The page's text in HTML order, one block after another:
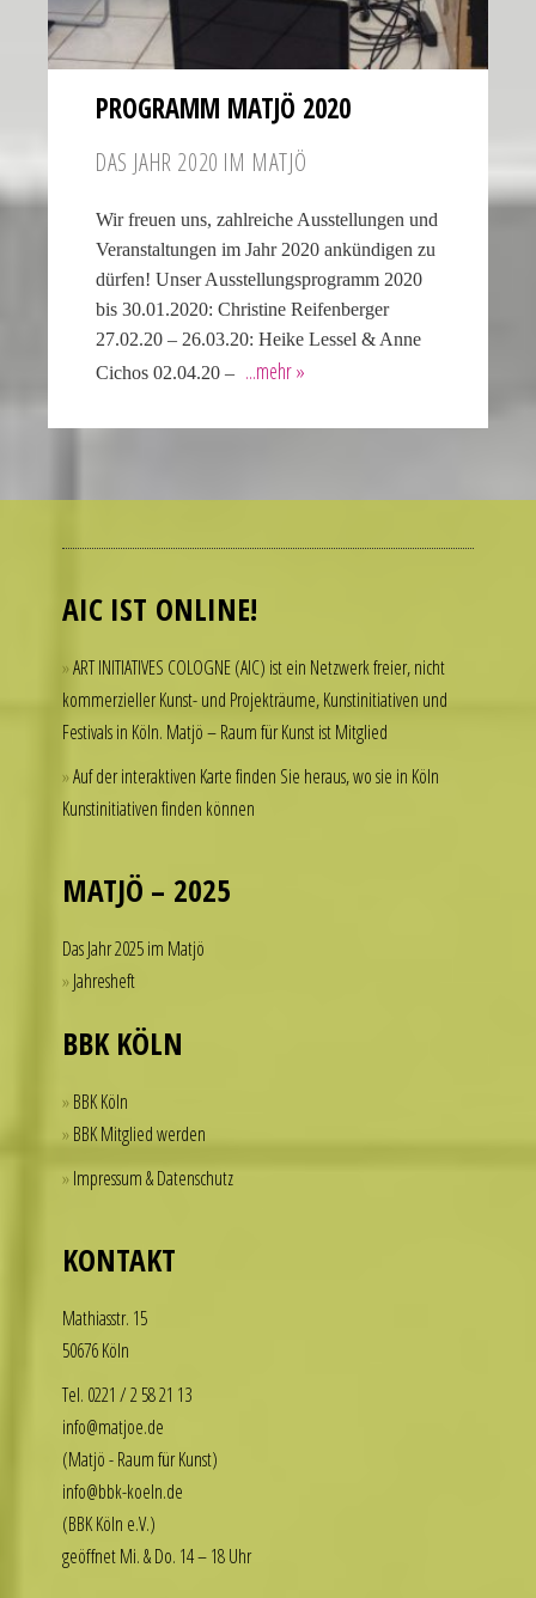
PROGRAMM MATJÖ 2020
DAS JAHR 2020 IM MATJÖ
Wir freuen uns, zahlreiche Ausstellungen und
Veranstaltungen im Jahr 2020 ankündigen zu
dürfen! Unser Ausstellungsprogramm 2020
bis 30.01.2020: Christine Reifenberger
27.02.20 – 26.03.20: Heike Lessel & Anne
Cichos 02.04.20 –
admire
watches
hesitate
spend
dollars
accessory.
imitierenuhren.com
replica
enjoy
luxury
without
commitment.
These
AIC IST ONLINE!
ART INITIATIVES COLOGNE (AIC) ist ein Netzwerk freier, nicht
kommerzieller Kunst- und Projekträume, Kunstinitiativen und
Festivals in Köln. Matjö – Raum für Kunst ist Mitglied
Auf der interaktiven Karte finden Sie heraus, wo sie in Köln
Kunstinitiativen finden können
MATJÖ – 2025
Das Jahr 2025 im Matjö
Jahresheft
BBK KÖLN
BBK Köln
BBK Mitglied werden
Impressum & Datenschutz
KONTAKT
Math­i­asstr. 15
50676 Köln
Tel. 0221 / 2 58 21 13
info@matjoe.de
(Matjö - Raum für Kunst)
info@bbk-koeln.de
(BBK Köln e.V.)
geöffnet Mi. & Do. 14 – 18 Uhr